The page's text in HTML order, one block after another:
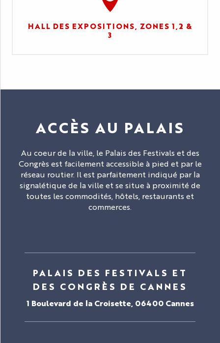
HALL DES EXPOSITIONS, ZONES 1,2 &
3
ACCÈS AU PALAIS
Au coeur de la ville, le Palais des Festivals et des
Congrès est facilement accessible à pied et par le
réseau routier. Il est parfaitement indiqué par la
signalétique de la ville et se situe à proximité de
toutes les commodités, hôtels, restaurants et
commerces.
PALAIS DES FESTIVALS ET
DES CONGRÈS DE CANNES
1 Boulevard de la Croisette, 06400 Cannes